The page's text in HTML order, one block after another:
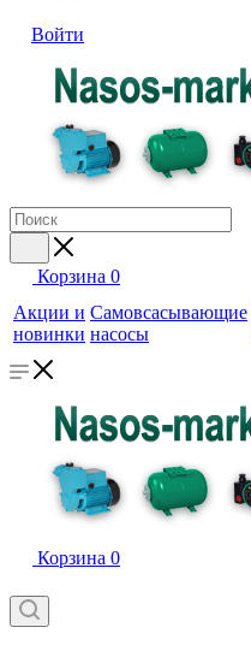
Войти
Корзина 0
Акции и
новинки
Самовсасывающие
насосы
Корзина 0